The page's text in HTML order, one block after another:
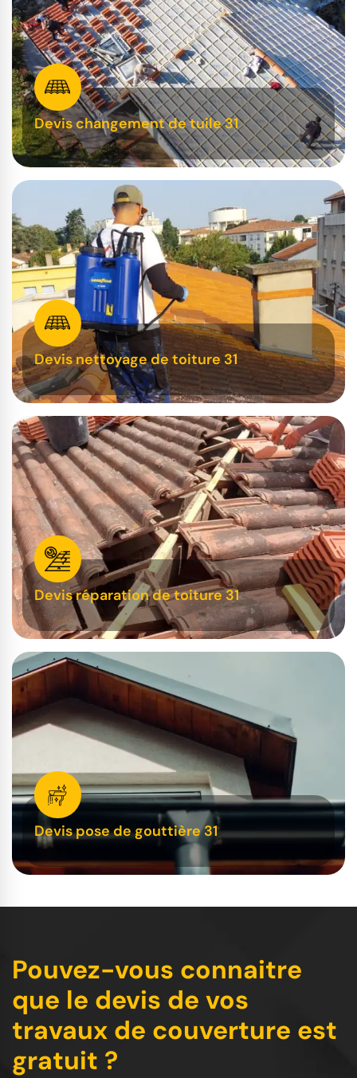
Devis changement de tuile 31
Devis nettoyage de toiture 31
Devis réparation de toiture 31
Devis pose de gouttière 31
Pouvez-vous connaitre
que le devis de vos
travaux de couverture est
gratuit ?